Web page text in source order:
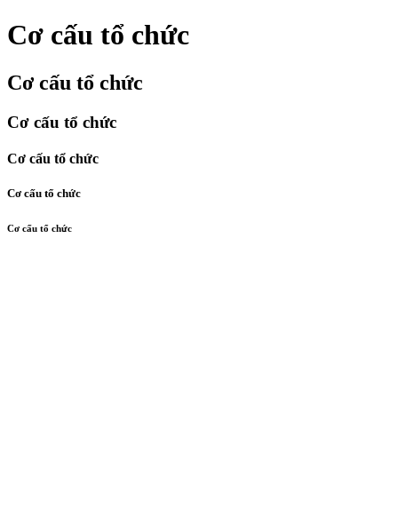
Cơ cấu tổ chức
Cơ cấu tổ chức
Cơ cấu tổ chức
Cơ cấu tổ chức
Cơ cấu tổ chức
Cơ cấu tổ chức